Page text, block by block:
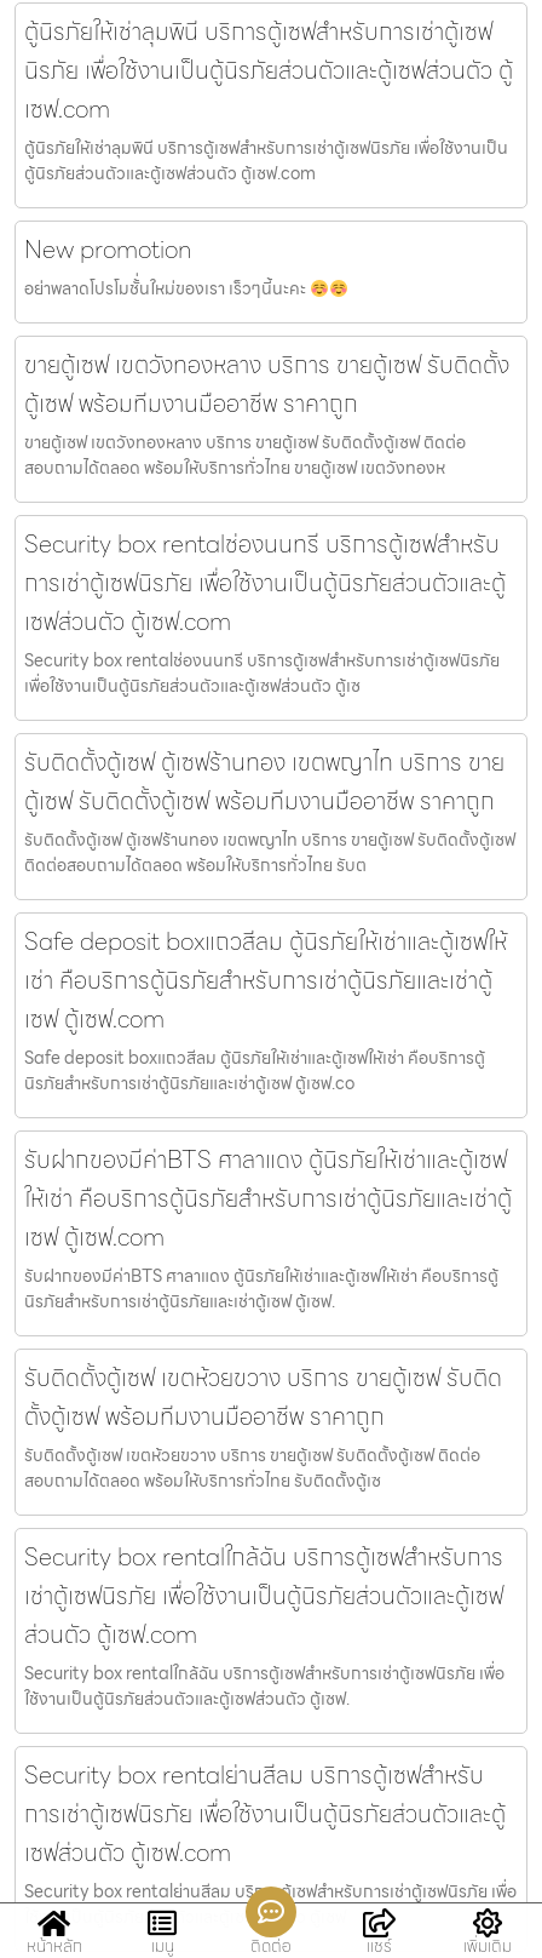
ตู้นิรภัยให้เช่าลุมพินี บริการตู้เซฟสำหรับการเช่าตู้เซฟ
นิรภัย เพื่อใช้งานเป็นตู้นิรภัยส่วนตัวและตู้เซฟส่วนตัว ตู้
เซฟ.com
ตู้นิรภัยให้เช่าลุมพินี บริการตู้เซฟสำหรับการเช่าตู้เซฟนิรภัย เพื่อใช้งานเป็น
ตู้นิรภัยส่วนตัวและตู้เซฟส่วนตัว ตู้เซฟ.com
New promotion
อย่าพลาดโปรโมชั้่นใหม่ของเรา เร็วๆนี้นะคะ
ขายตู้เซฟ เขตวังทองหลาง บริการ ขายตู้เซฟ รับติดตั้ง
ตู้เซฟ พร้อมทีมงานมืออาชีพ ราคาถูก
ขายตู้เซฟ เขตวังทองหลาง บริการ ขายตู้เซฟ รับติดตั้งตู้เซฟ ติดต่อ
สอบถามได้ตลอด พร้อมให้บริการทั่วไทย ขายตู้เซฟ เขตวังทองห
Security box rentalช่องนนทรี บริการตู้เซฟสำหรับ
การเช่าตู้เซฟนิรภัย เพื่อใช้งานเป็นตู้นิรภัยส่วนตัวและตู้
เซฟส่วนตัว ตู้เซฟ.com
Security box rentalช่องนนทรี บริการตู้เซฟสำหรับการเช่าตู้เซฟนิรภัย
เพื่อใช้งานเป็นตู้นิรภัยส่วนตัวและตู้เซฟส่วนตัว ตู้เซ
รับติดตั้งตู้เซฟ ตู้เซฟร้านทอง เขตพญาไท บริการ ขาย
ตู้เซฟ รับติดตั้งตู้เซฟ พร้อมทีมงานมืออาชีพ ราคาถูก
รับติดตั้งตู้เซฟ ตู้เซฟร้านทอง เขตพญาไท บริการ ขายตู้เซฟ รับติดตั้งตู้เซฟ
ติดต่อสอบถามได้ตลอด พร้อมให้บริการทั่วไทย รับต
Safe deposit boxแถวสีลม ตู้นิรภัยให้เช่าและตู้เซฟให้
เช่า คือบริการตู้นิรภัยสำหรับการเช่าตู้นิรภัยและเช่าตู้
เซฟ ตู้เซฟ.com
Safe deposit boxแถวสีลม ตู้นิรภัยให้เช่าและตู้เซฟให้เช่า คือบริการตู้
นิรภัยสำหรับการเช่าตู้นิรภัยและเช่าตู้เซฟ ตู้เซฟ.co
รับฝากของมีค่าBTS ศาลาแดง ตู้นิรภัยให้เช่าและตู้เซฟ
ให้เช่า คือบริการตู้นิรภัยสำหรับการเช่าตู้นิรภัยและเช่าตู้
เซฟ ตู้เซฟ.com
รับฝากของมีค่าBTS ศาลาแดง ตู้นิรภัยให้เช่าและตู้เซฟให้เช่า คือบริการตู้
นิรภัยสำหรับการเช่าตู้นิรภัยและเช่าตู้เซฟ ตู้เซฟ.
รับติดตั้งตู้เซฟ เขตห้วยขวาง บริการ ขายตู้เซฟ รับติด
ตั้งตู้เซฟ พร้อมทีมงานมืออาชีพ ราคาถูก
รับติดตั้งตู้เซฟ เขตห้วยขวาง บริการ ขายตู้เซฟ รับติดตั้งตู้เซฟ ติดต่อ
สอบถามได้ตลอด พร้อมให้บริการทั่วไทย รับติดตั้งตู้เซ
Security box rentalใกล้ฉัน บริการตู้เซฟสำหรับการ
เช่าตู้เซฟนิรภัย เพื่อใช้งานเป็นตู้นิรภัยส่วนตัวและตู้เซฟ
ส่วนตัว ตู้เซฟ.com
Security box rentalใกล้ฉัน บริการตู้เซฟสำหรับการเช่าตู้เซฟนิรภัย เพื่อ
ใช้งานเป็นตู้นิรภัยส่วนตัวและตู้เซฟส่วนตัว ตู้เซฟ.
Security box rentalย่านสีลม บริการตู้เซฟสำหรับ
การเช่าตู้เซฟนิรภัย เพื่อใช้งานเป็นตู้นิรภัยส่วนตัวและตู้
เซฟส่วนตัว ตู้เซฟ.com
Security box rentalย่านสีลม บริการตู้เซฟสำหรับการเช่าตู้เซฟนิรภัย เพื่อ
ใช้งานเป็นตู้นิรภัยส่วนตัวและตู้เซฟส่วนตัว ตู้เซฟ
หน้าหลัก
เมนู ติดต่อ แชร์ เพิ่มเติม